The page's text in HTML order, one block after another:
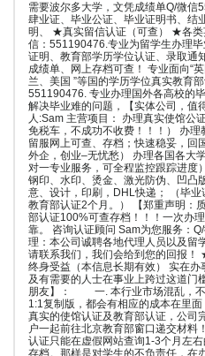
需要波尔多大学，文凭成绩单Q/微信
肆业证、毕业公证、毕业证明书、结
明、 ★真实留信认证（可查） ★各类
信：551190476.专业为留学生办理
证明、教育部学历学位认证、录取通
成绩单、网上存档可查！ 专业面向“
兰、美国 ”等国的学历学位真实教育
551190476. 专业办理国外各高校的
解决毕业难的问题，【实体公司，值
人:Sam 主营项目： 办理真实使馆公
免税车，不成功不收费！！！） 办
留服网上可查、存档；快速稳妥，回
外企，创业–无忧愁） 办理各国各大
对一专业服务，可全程监控跟踪进度
钢印、水印、烫金、激光防伪、凹凸
意、设计，印刷，DHL快递； （毕
教育部认证2个月。） 【郑重声明：
部认证100%可查存档！！！一次办
靠。 咨询认证顾问 Sam为您服务：
理：本公司诚聘各地代理人员以及留
请联系我们，我们会给到您的回报！
终身受益（本信息长期有效） 实在
及有需要的人士在事业上跨过这道门
朋友】： 一. 本行业市场混乱，不
1:1复制版，都会有相应的成本在
真实的使馆认证及教育部认证，公司
户一起前往北京教育部窗口递交材料
认证只能在虚假网站查询1-3个月左